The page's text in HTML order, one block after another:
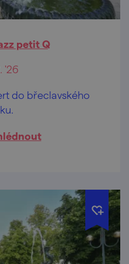
petit Q
'26
do břeclavského